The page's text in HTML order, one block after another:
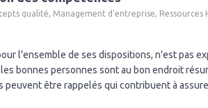
qualité, Management d'entreprise, Ressources
l'ensemble de ses dispositions, n'est pas
bonnes personnes sont au bon endroit
peuvent être rappelés qui contribuent à